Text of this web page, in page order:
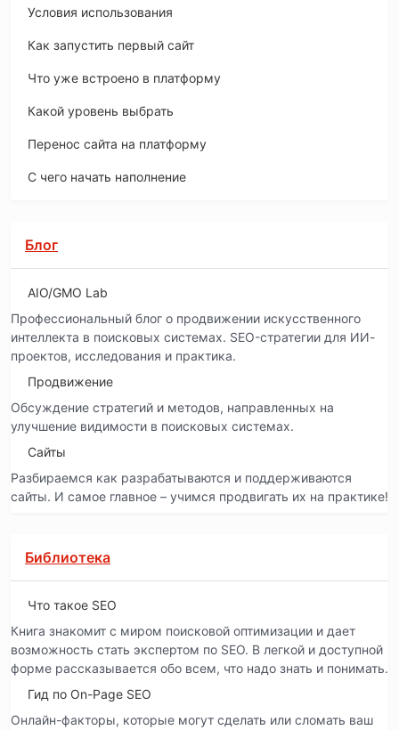
Условия использования
Как запустить первый сайт
Что уже встроено в платформу
Какой уровень выбрать
Перенос сайта на платформу
С чего начать наполнение
Блог
AIO/GMO Lab
Профессиональный блог о продвижении искусственного
интеллекта в поисковых системах. SEO-стратегии для ИИ-
проектов, исследования и практика.
Продвижение
Обсуждение стратегий и методов, направленных на
улучшение видимости в поисковых системах.
Сайты
Разбираемся как разрабатываются и поддерживаются
сайты. И самое главное – учимся продвигать их на практике!
Библиотека
Что такое SEO
Книга знакомит с миром поисковой оптимизации и дает
возможность стать экспертом по SEO. В легкой и доступной
форме рассказывается обо всем, что надо знать и понимать.
Гид по On-Page SEO
Онлайн-факторы, которые могут сделать или сломать ваш